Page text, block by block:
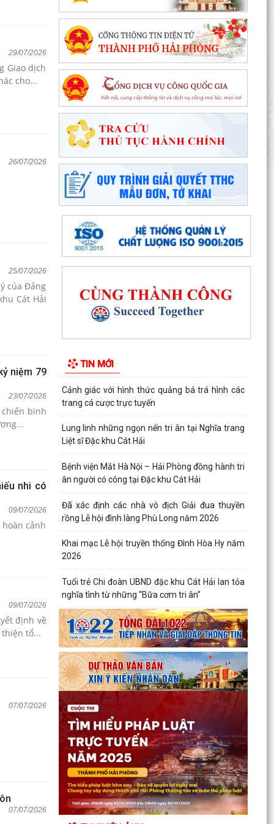
29/07/2026
Giao dịch
cho...
26/07/2026
25/07/2026
của Đảng
Cát Hải
niệm 79
23/07/2026
chiến binh
nhi có
09/07/2026
cảnh
09/07/2026
định về
tổ...
07/07/2026
07/07/2026
TIN MỚI
Đặc khu Cát Hải đẩy mạnh chuyển đổi số, thúc
đẩy thanh toán không dùng tiền mặt trong lĩnh
vực du...
Đặc khu Cát Hải đẩy mạnh thực hiện Nghị quyết
số 68-NQ/TW về phát triển kinh tế tư nhân
Sinh hoạt chuyên đề gắn với học tập và làm
theo Bác, nâng cao chất lượng hoạt động của
Chi bộ Cơ...
Lễ chào cờ tháng 8: Đặc khu Cát Hải tăng tốc
thực hiện các nhiệm vụ trọng tâm năm 2026
Người đứng đầu cấp ủy, chính quyền Đặc khu
Cát Hải đối thoại trực tiếp với Nhân dân
Nâng cao chất lượng hoạt động ủy thác vay vốn
chính sách tại đặc khu Cát Hải
Quy định số 207-QĐ/TW về những điều đảng
viên không được làm
Cát Hải triển khai đợt cao điểm "90 ngày tăng
2026"
Cảnh giác với hình thức quảng bá trá hình các
trang cá cược trực tuyến
Lung linh những ngọn nến tri ân tại Nghĩa trang
Liệt sĩ Đặc khu Cát Hải
Bệnh viện Mắt Hà Nội – Hải Phòng đồng hành tri
ân người có công tại Đặc khu Cát Hải
Đã xác định các nhà vô địch Giải đua thuyền
rồng Lễ hội đình làng Phù Long năm 2026
Khai mạc Lễ hội truyền thống Đình Hòa Hy năm
2026
Tuổi trẻ Chi đoàn UBND đặc khu Cát Hải lan tỏa
nghĩa tình từ những “Bữa cơm tri ân”
Khai mạc Lễ hội làng tháng Sáu tại Cụm di tích
Đình, Chùa Gia Lộc
Lễ hội truyền thống Xa mã – Rước kiệu Đình
Hoàng Châu: Gìn giữ, phát huy giá trị Di tích lịch
sử...
Lễ hội Đình Đồng Bài góp phần gìn giữ và phát
huy giá trị văn hóa truyền thống vùng biển Cát
Hải
Hội Cựu chiến binh đặc khu Cát Hải thăm, tặng
quà hội viên cựu chiến binh nhân dịp kỷ niệm 79
năm...
Chuyển đổi số trong hoạt động của Mặt trận Tổ